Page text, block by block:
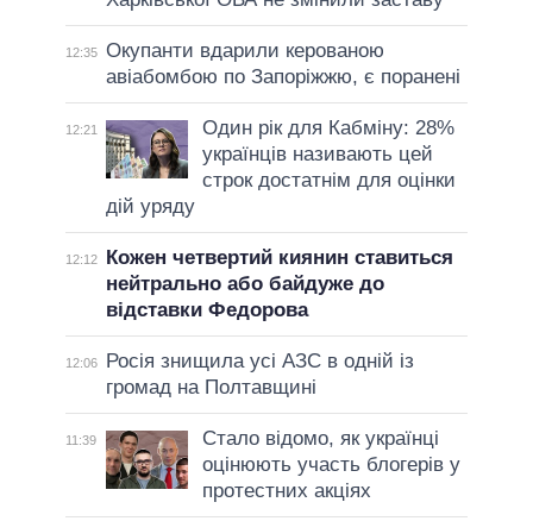
12:35 Окупанти вдарили керованою
авіабомбою по Запоріжжю, є поранені
12:21
Один рік для Кабміну: 28%
українців називають цей
строк достатнім для оцінки
дій уряду
12:12
Кожен четвертий киянин ставиться
нейтрально або байдуже до
відставки Федорова
12:06
Росія знищила усі АЗС в одній із
громад на Полтавщині
11:39
Стало відомо, як українці
оцінюють участь блогерів у
протестних акціях